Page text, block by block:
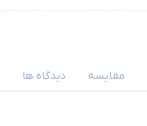
مقایسه دیدگاه ها